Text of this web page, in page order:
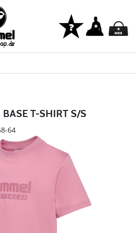
T-SHIRT S/S
64